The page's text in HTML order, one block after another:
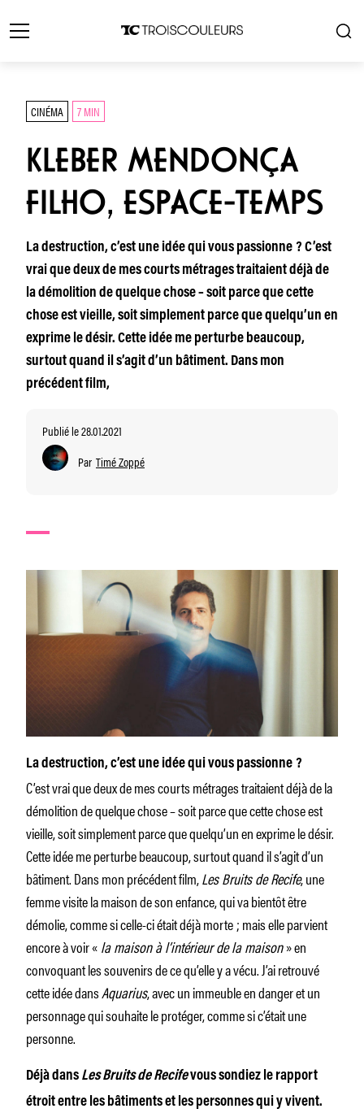
CINÉMA 7 MIN
KLEBER MENDONÇA
FILHO, ESPACE-TEMPS
La destruction, c’est une idée qui vous passionne ? C’est
vrai que deux de mes courts métrages traitaient déjà de
la démolition de quelque chose – soit parce que cette
chose est vieille, soit simplement parce que quelqu’un en
exprime le désir. Cette idée me perturbe beaucoup,
surtout quand il s’agit d’un bâtiment. Dans mon
précédent film,
Publié le 28.01.2021
Par Timé Zoppé
La destruction, c’est une idée qui vous passionne ?
C’est vrai que deux de mes courts métrages traitaient déjà de la
démolition de quelque chose – soit parce que cette chose est
vieille, soit simplement parce que quelqu’un en exprime le désir.
Cette idée me perturbe beaucoup, surtout quand il s’agit d’un
bâtiment. Dans mon précédent film,Les Bruits de Recife, une
femme visite la maison de son enfance, qui va bientôt être
démolie, comme si celle-ci était déjà morte ; mais elle parvient
encore à voir «la maison à l’intérieur de la maison» en
convoquant les souvenirs de ce qu’elle y a vécu. J’ai retrouvé
cette idée dansAquarius, avec un immeuble en danger et un
personnage qui souhaite le protéger, comme si c’était une
personne.
Déjà dans Les Bruits de Recifevous sondiez le rapport
étroit entre les bâtiments et les personnes qui y vivent.